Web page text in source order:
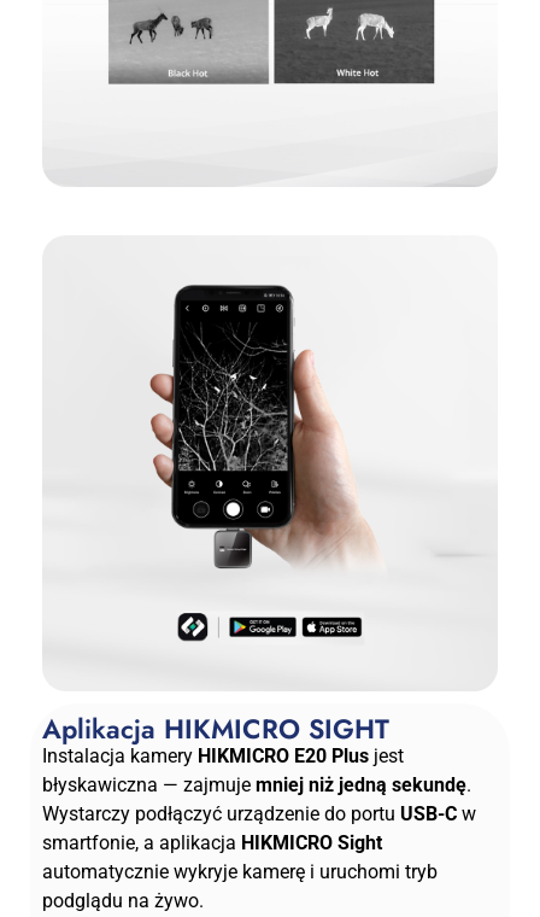
Aplikacja HIKMICRO SIGHT
Instalacja kamery HIKMICRO E20 Plus jest
błyskawiczna — zajmuje mniej niż jedną sekundę.
Wystarczy podłączyć urządzenie do portu USB-C w
smartfonie, a aplikacja HIKMICRO Sight
automatycznie wykryje kamerę i uruchomi tryb
podglądu na żywo.